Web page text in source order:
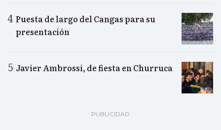
Puesta de largo del Cangas para su
presentación
Javier Ambrossi, de fiesta en Churruca